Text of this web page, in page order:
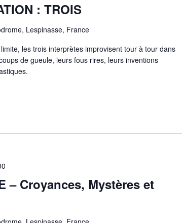
: TROIS
Lespinasse, France
les trois interprètes improvisent tour à tour dans
de gueule, leurs fous rires, leurs inventions
– Croyances, Mystères et